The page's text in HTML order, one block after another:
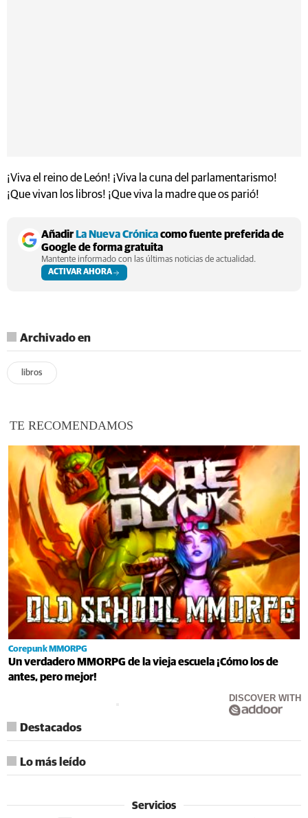
¡Viva el reino de León! ¡Viva la cuna del parlamentarismo!
¡Que vivan los libros! ¡Que viva la madre que os parió!
Añadir La Nueva Crónicacomo fuente preferida de
Google de forma gratuita
Mantente informado con las últimas noticias de actualidad.
ACTIVAR AHORA
Archivado en
libros
TE RECOMENDAMOS
Corepunk MMORPG
Un verdadero MMORPG de la vieja escuela ¡Cómo los de
antes, pero mejor!
DISCOVER WITH
Destacados
Lo más leído
Servicios